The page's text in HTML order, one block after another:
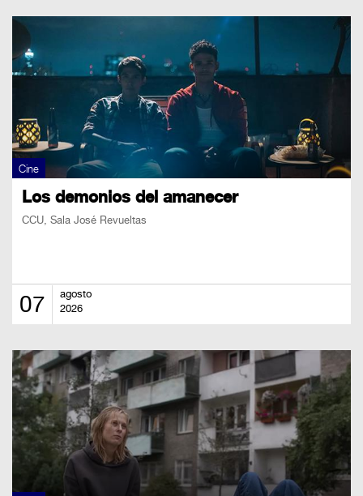
Cine
Los demonios del amanecer
CCU, Sala José Revueltas
07
agosto
2026